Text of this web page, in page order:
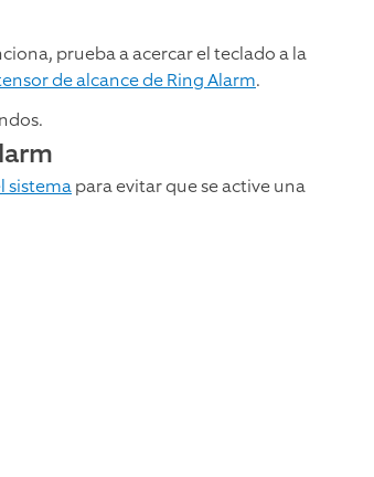
prueba a acercar el teclado a la
de alcance de Ring Alarm.
sistemapara evitar que se active una